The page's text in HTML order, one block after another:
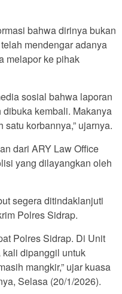
bahwa dirinya bukan
mendengar adanya
melapor ke pihak
sosial bahwa laporan
kembali. Makanya
korbannya,” ujarnya.
dari ARY Law Office
yang dilayangkan oleh
segera ditindaklanjuti
Polres Sidrap.
Polres Sidrap. Di Unit
dipanggil untuk
mangkir,” ujar kuasa
Selasa (20/1/2026).